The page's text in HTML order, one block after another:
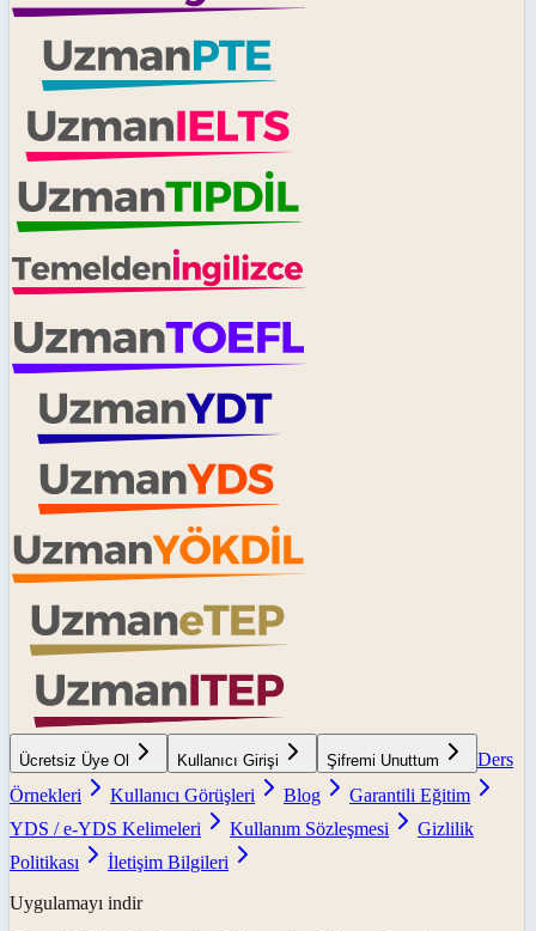
Ücretsiz Üye Ol Kullanıcı Girişi Şifremi Unuttum
Ders
Örnekleri
Kullanıcı Görüşleri Blog
Garantili Eğitim
YDS / e-YDS Kelimeleri
Kullanım Sözleşmesi
Gizlilik
Politikası
İletişim Bilgileri
Uygulamayı indir